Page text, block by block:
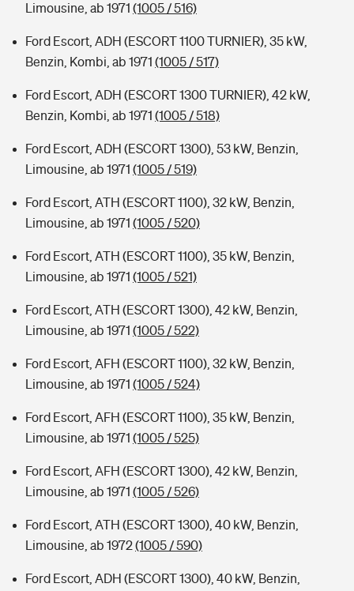
Limousine, ab 1971 (1005 / 516)
Ford Escort, ADH (ESCORT 1100 TURNIER), 35 kW,
Benzin, Kombi, ab 1971 (1005 / 517)
Ford Escort, ADH (ESCORT 1300 TURNIER), 42 kW,
Benzin, Kombi, ab 1971 (1005 / 518)
Ford Escort, ADH (ESCORT 1300), 53 kW, Benzin,
Limousine, ab 1971 (1005 / 519)
Ford Escort, ATH (ESCORT 1100), 32 kW, Benzin,
Limousine, ab 1971 (1005 / 520)
Ford Escort, ATH (ESCORT 1100), 35 kW, Benzin,
Limousine, ab 1971 (1005 / 521)
Ford Escort, ATH (ESCORT 1300), 42 kW, Benzin,
Limousine, ab 1971 (1005 / 522)
Ford Escort, AFH (ESCORT 1100), 32 kW, Benzin,
Limousine, ab 1971 (1005 / 524)
Ford Escort, AFH (ESCORT 1100), 35 kW, Benzin,
Limousine, ab 1971 (1005 / 525)
Ford Escort, AFH (ESCORT 1300), 42 kW, Benzin,
Limousine, ab 1971 (1005 / 526)
Ford Escort, ATH (ESCORT 1300), 40 kW, Benzin,
Limousine, ab 1972(1005 / 590)
Ford Escort, ADH (ESCORT 1300), 40 kW, Benzin,